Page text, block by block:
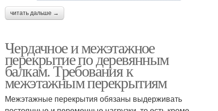
читать дальше →
Чердачное и межэтажное
перекрытие по деревянным
балкам. Требования к
межэтажным перекрытиям
Межэтажные перекрытия обязаны выдерживать